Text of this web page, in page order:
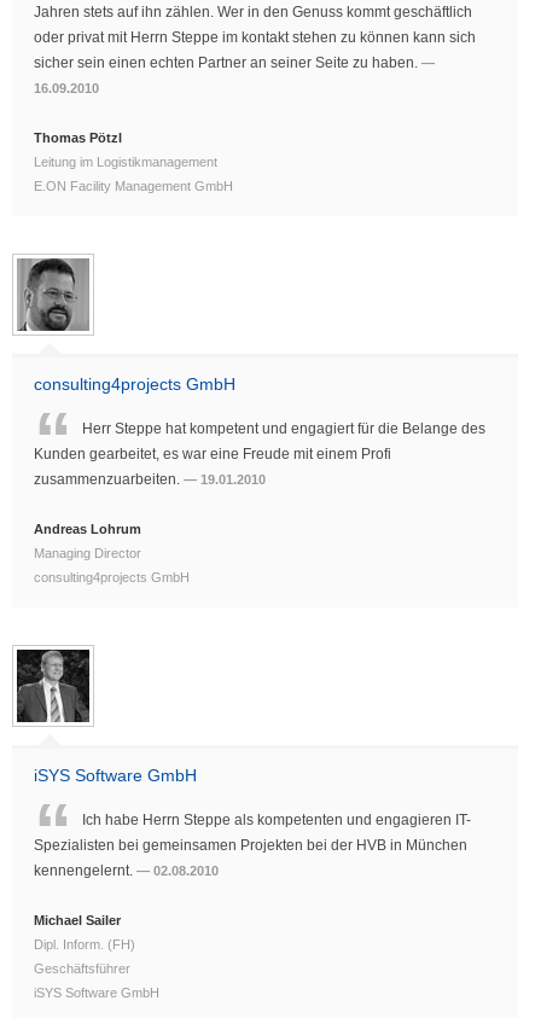
Jahren stets auf ihn zählen. Wer in den Genuss kommt geschäftlich
oder privat mit Herrn Steppe im kontakt stehen zu können kann sich
sicher sein einen echten Partner an seiner Seite zu haben.
16.09.2010
Thomas Pötzl
Leitung im Logistikmanagement
E.ON Facility Management GmbH
consulting4projects GmbH
Herr Steppe hat kompetent und engagiert für die Belange des
Kunden gearbeitet, es war eine Freude mit einem Profi
zusammenzuarbeiten.
19.01.2010
Andreas Lohrum
Managing Director
consulting4projects GmbH
iSYS Software GmbH
Ich habe Herrn Steppe als kompetenten und engagieren IT-
Spezialisten bei gemeinsamen Projekten bei der HVB in München
kennengelernt.
02.08.2010
Michael Sailer
Dipl. Inform. (FH)
Geschäftsführer
iSYS Software GmbH